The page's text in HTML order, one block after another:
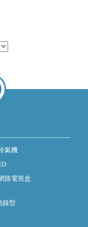
氣機
路電視盒
錄型